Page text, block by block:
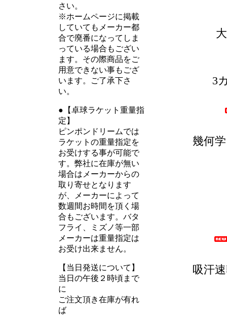
さい。
※ホームページに掲載
していてもメーカー都
合で廃番になってしま
っている場合もござい
ます。その際商品をご
用意できない事もござ
います。ご了承下さ
い。
●【卓球ラケット重量指
定】
ピンポンドリームでは
ラケットの重量指定を
お受けする事が可能で
す。弊社に在庫が無い
場合はメーカーからの
取り寄せとなります
が、メーカーによって
数週間お時間を頂く場
合もございます。バタ
フライ、ミズノ等一部
メーカーは重量指定は
お受け出来ません。
【当日発送について】
当日の午後２時頃まで
に
ご注文頂き在庫が有れ
ば
3
幾何
吸汗